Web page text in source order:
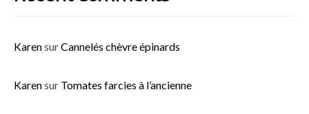
KarensurCannelés chèvre épinards
Karensur Tomates farcies à l’ancienne